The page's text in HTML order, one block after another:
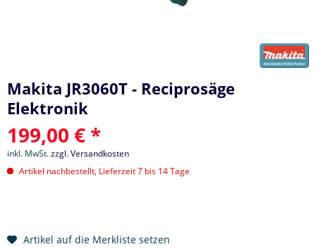
Makita JR3060T - Reciprosäge
Elektronik
199,00 € *
inkl. MwSt.zzgl. Versandkosten
Artikel nachbestellt, Lieferzeit 7 bis 14 Tage
Artikel auf die Merkliste setzen